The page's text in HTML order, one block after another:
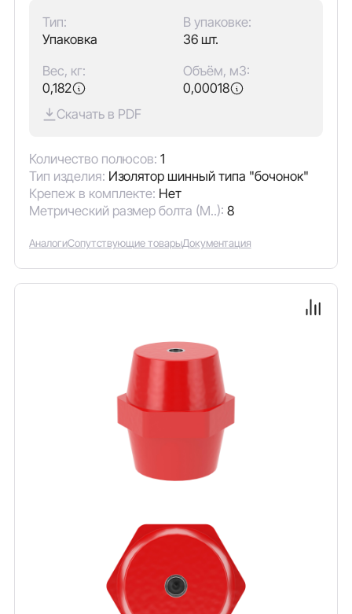
Тип:
Упаковка
В упаковке:
36 шт.
Вес, кг:
0,182
Объём, м3:
0,00018
Скачать в PDF
Количество полюсов: 1
Тип изделия: Изолятор шинный типа "бочонок"
Крепеж в комплекте: Нет
Метрический размер болта (М..): 8
АналогиСопутствующие товарыДокументация